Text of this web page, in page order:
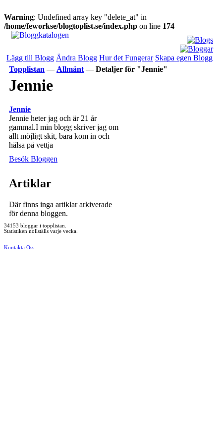
Warning: Undefined array key "delete_at" in
/home/feworkse/blogtoplist.se/index.php on line 174
Lägg till Blogg Ändra Blogg Hur det Fungerar Skapa egen Blogg
Topplistan — Allmänt — Detaljer för "Jennie"
Jennie
Jennie
Jennie heter jag och är 21 år
gammal.I min blogg skriver jag om
allt möjligt skit, bara kom in och
hälsa på vettja
Besök Bloggen
Artiklar
Där finns inga artiklar arkiverade
för denna bloggen.
34153 bloggar i topplistan.
Statistiken nollställs varje vecka.
Kontakta Oss